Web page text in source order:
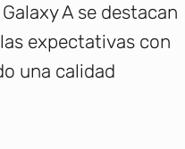
A se destacan
expectativas con
una calidad